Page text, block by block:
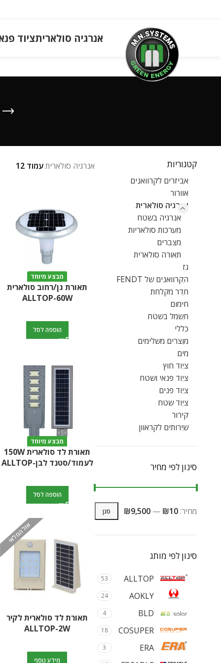
אנרגיה סולאריתציוד
קטגוריות
אביזרים לקרוואנים
אוורור
אנרגיה סולארית
אנרגיה בשטח
מערכות סולאריות
מצברים
תאורה סולארית
גז
הקרוואנים של FENDT
חדר מקלחת
חימום
חשמל בשטח
כללי
מוצרים משלימים
מים
ציוד חוץ
ציוד פנאי ושטח
ציוד פנים
ציוד שטח
קירור
שירותים לקראוון
סינון לפי מחיר
סנן מחיר:₪10
—
₪9,500
סינון לפי מותג
ALLTOP
53
AOKLY
24
BLD
4
COSUPER
18
ERA
3
אנרגיה סולאריתעמוד 12
מבצע מיוחד
תאורת גן/רחוב סולארית
ALLTOP-60W
הוספה לסל
מבצע מיוחד
תאורת לד סולארית 150W
לעמוד/סטנד לבן-ALLTOP
הוספה לסל
אזל המלאי
תאורת לד סולארית לקיר
ALLTOP-2W
מידע נוסף